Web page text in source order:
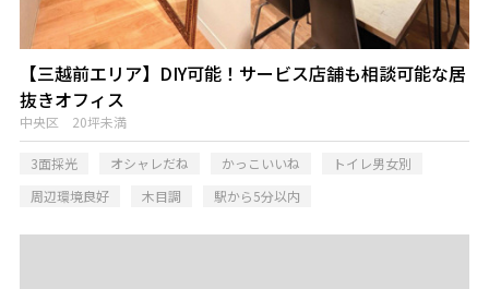
【三越前エリア】DIY可能！サービス店舗も相談可能な居
抜きオフィス
中央区 20坪未満
3面採光 オシャレだね かっこいいね
トイレ男女別
周辺環境良好
木目調 駅から5分以内